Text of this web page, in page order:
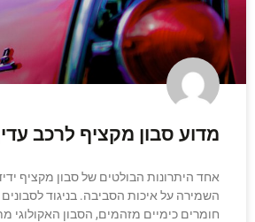
מדוע סבון מקציף לרכב
אחד היתרונות הבולטים של סבון מקציף
השמירה על איכות הסביבה. בניגוד לסבונים
חומרים כימיים מזהמים, הסבון האקולוגי